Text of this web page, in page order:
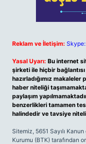
Reklam ve İletişim:
Yasal Uyarı: Bu internet
şirketi ile hiçbir
hazırladığımız
haber niteliği
paylaşım
benzerlikleri tamamen
halindedir ve tavsiye
Sitemiz, 5651 Sayılı
Kurumu (BTK) tarafından